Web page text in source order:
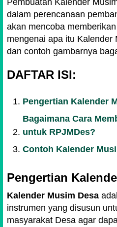
dalam perencanaan
akan mencoba
mengenai apa itu Kalender
dan contoh gambarnya
DAFTAR ISI:
Pengertian Kalender
Bagaimana Cara
untuk RPJMDes?
Contoh Kalender
Pengertian
Kalender Musim Desa
instrumen yang disusun
masyarakat Desa agar